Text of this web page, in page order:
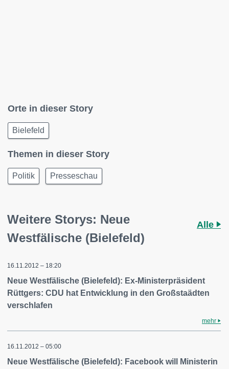
Orte in dieser Story
Bielefeld
Themen in dieser Story
Politik Presseschau
Weitere Storys: Neue
Westfälische (Bielefeld)
Alle
16.11.2012 – 18:20
Neue Westfälische (Bielefeld): Ex-Ministerpräsident
Rüttgers: CDU hat Entwicklung in den Großstaädten
verschlafen
mehr
16.11.2012 – 05:00
Neue Westfälische (Bielefeld): Facebook will Ministerin